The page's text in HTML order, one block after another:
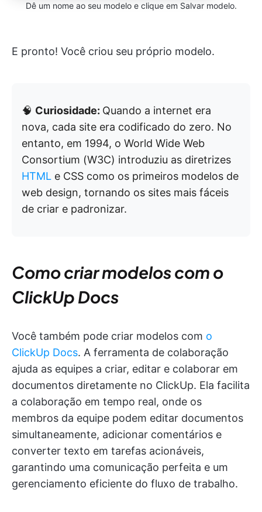
Dê um nome ao seu modelo e clique em Salvar modelo.
E pronto! Você criou seu próprio modelo.
🧠 Curiosidade: Quando a internet era
nova, cada site era codificado do zero. No
entanto, em 1994, o World Wide Web
Consortium (W3C) introduziu as diretrizes
HTML e CSS como os primeiros modelos de
web design, tornando os sites mais fáceis
de criar e padronizar.
Como criar modelos com o
ClickUp Docs
Você também pode criar modelos com o
ClickUp Docs. A ferramenta de colaboração
ajuda as equipes a criar, editar e colaborar em
documentos diretamente no ClickUp. Ela facilita
a colaboração em tempo real, onde os
membros da equipe podem editar documentos
simultaneamente, adicionar comentários e
converter texto em tarefas acionáveis,
garantindo uma comunicação perfeita e um
gerenciamento eficiente do fluxo de trabalho.